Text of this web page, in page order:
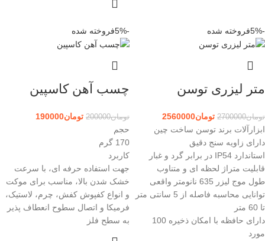
-5% فروخته شده
متر لیزری توسن
تومان2700000 تومان2560000
ابزارآلات برند توسن ساخت چین
دارای زاویه سنج دقیق
استاندارد IP54 در برابر گرد و غبار
قابلیت متراژ لحظه ای و متناوب
طول موج لیزر 635 نانومتر واقعی
توانایی محاسبه فاصله از 5 سانتی متر
تا 60 متر
دارای حافظه با امکان ذخیره 100
مورد
-5% فروخته شده
چسب آهن کاسپین
تومان200000 تومان190000
حجم
170 گرم
کاربرد
جهت استفاده حرفه ای، با سرعت
خشک شدن بالا، مناسب برای موکت
و انواع کفپوش کفش، چرم، لاستیک،
فرمیکا و اتصال سطوح انعطاف پذیر
به سطح فلز